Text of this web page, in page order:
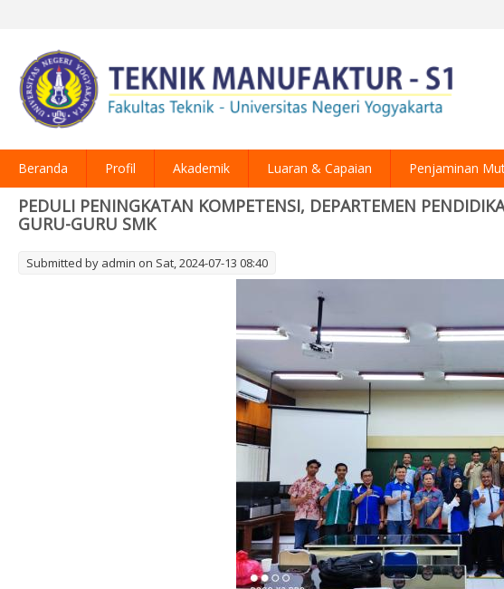
Beranda Profil Akademik Luaran & Capaian Penjaminan
PEDULI PENINGKATAN KOMPETENSI, DEPARTEMEN
GURU-GURU SMK
Submitted by admin on Sat, 2024-07-13 08:40